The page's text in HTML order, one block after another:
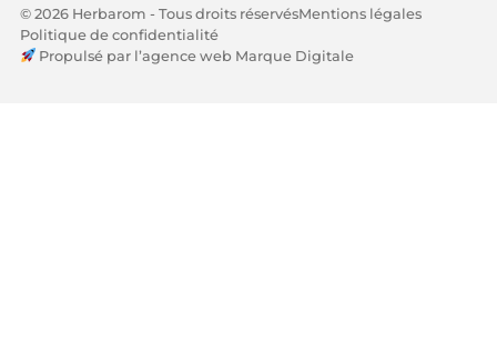
© 2026 Herbarom - Tous droits réservésMentions légales
Politique de confidentialité
Propulsé par l’agence web Marque Digitale